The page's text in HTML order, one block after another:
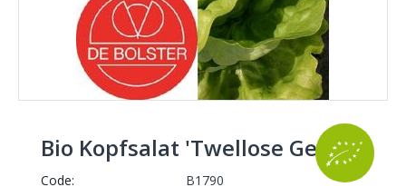
Bio Kopfsalat 'Twellose Gele'
Code: B1790